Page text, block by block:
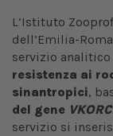
L’Istituto
dell’Emilia-
servizio
resistenza ai
sinantropici,
del gene
servizio si